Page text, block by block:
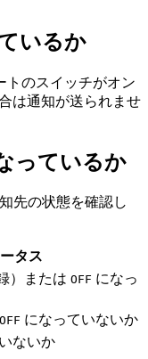
いるか
トのスイッチがオン
は通知が送られませ
っているか
先の状態を確認し
タス
）または OFF になっ
OFF になっていないか
ないか